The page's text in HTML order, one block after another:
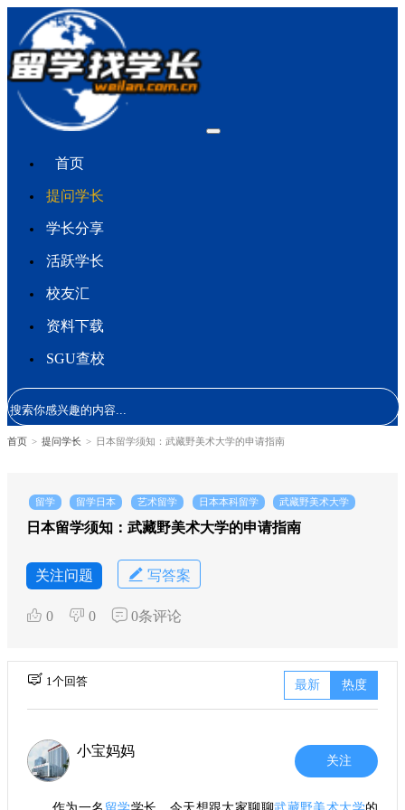
首页
提问学长
学长分享
活跃学长
校友汇
资料下载
SGU查校
首页 > 提问学长 > 日本留学须知：武藏野美术大学的申请指南
留学 留学日本 艺术留学 日本本科留学 武藏野美术大学
日本留学须知：武藏野美术大学的申请指南
关注问题 写答案
0 0 0条评论
1个回答 最新 热度
小宝妈妈
关注